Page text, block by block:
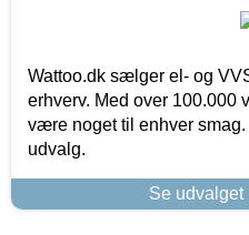
Wattoo.dk sælger el- og
erhverv. Med over 100.000
være noget til enhver
udvalg.
Se udvalget